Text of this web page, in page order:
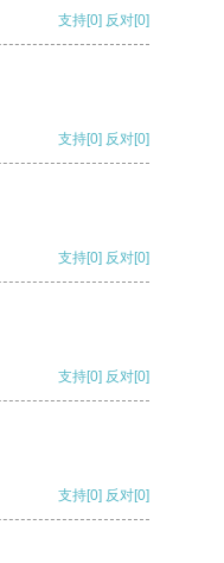
支持[0] 反对[0]
支持[0] 反对[0]
支持[0] 反对[0]
支持[0] 反对[0]
支持[0] 反对[0]